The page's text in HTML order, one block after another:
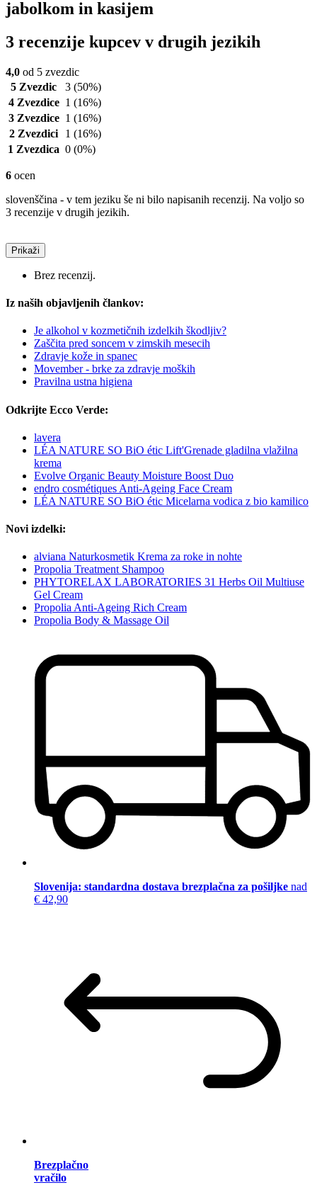
jabolkom in kasijem
3 recenzije kupcev v drugih jezikih
4,0 od 5 zvezdic
5 Zvezdic
3 (50%)
4 Zvezdice 1 (16%)
3 Zvezdice 1 (16%)
2 Zvezdici
1 (16%)
1 Zvezdica 0 (0%)
6 ocen
slovenščina - v tem jeziku še ni bilo napisanih recenzij. Na voljo so
3 recenzije v drugih jezikih.
Prikaži
Brez recenzij.
Iz naših objavljenih člankov:
Je alkohol v kozmetičnih izdelkih škodljiv?
Zaščita pred soncem v zimskih mesecih
Zdravje kože in spanec
Movember - brke za zdravje moških
Pravilna ustna higiena
Odkrijte Ecco Verde:
lavera
LÉA NATURE SO BiO étic Lift'Grenade gladilna vlažilna
krema
Evolve Organic Beauty Moisture Boost Duo
endro cosmétiques Anti-Ageing Face Cream
LÉA NATURE SO BiO étic Micelarna vodica z bio kamilico
Novi izdelki:
alviana Naturkosmetik Krema za roke in nohte
Propolia Treatment Shampoo
PHYTORELAX LABORATORIES 31 Herbs Oil Multiuse
Gel Cream
Propolia Anti-Ageing Rich Cream
Propolia Body & Massage Oil
Slovenija: standardna dostava brezplačna za pošiljke nad
€ 42,90
Brezplačno
vračilo